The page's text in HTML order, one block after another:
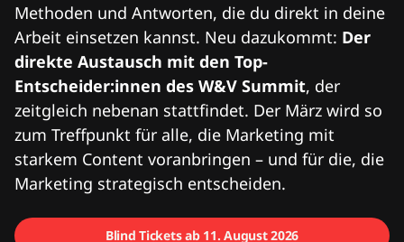
Methoden und Antworten, die du direkt in deine
Arbeit einsetzen kannst. Neu dazukommt: Der
direkte Austausch mit den Top-
Entscheider:innen des W&V Summit, der
zeitgleich nebenan stattfindet. Der März wird so
zum Treffpunkt für alle, die Marketing mit
starkem Content voranbringen – und für die, die
Marketing strategisch entscheiden.
Blind Tickets ab 11. August 2026